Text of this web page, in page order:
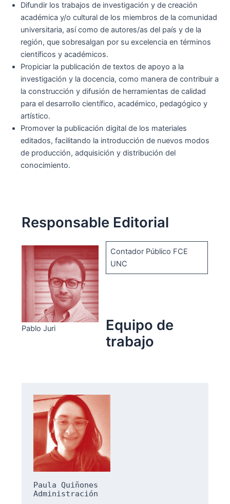
Difundir los trabajos de investigación y de creación
académica y/o cultural de los miembros de la comunidad
universitaria, así como de autores/as del país y de la
región, que sobresalgan por su excelencia en términos
científicos y académicos.
Propiciar la publicación de textos de apoyo a la
investigación y la docencia, como manera de contribuir a
la construcción y difusión de herramientas de calidad
para el desarrollo científico, académico, pedagógico y
artístico.
Promover la publicación digital de los materiales
editados, facilitando la introducción de nuevos modos
de producción, adquisición y distribución del
conocimiento.
Responsable Editorial
Pablo Juri
Contador Público FCE
UNC
Equipo de
trabajo
Paula Quiñones
Administración